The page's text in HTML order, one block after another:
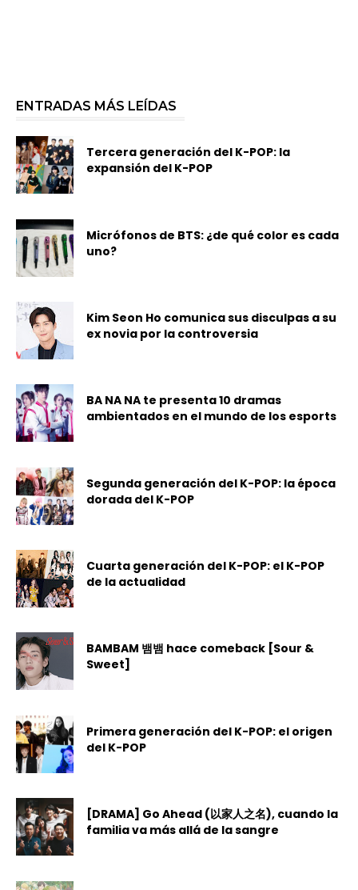
ENTRADAS MÁS LEÍDAS
Tercera generación del K-POP: la
expansión del K-POP
Micrófonos de BTS: ¿de qué color es cada
uno?
Kim Seon Ho comunica sus disculpas a su
ex novia por la controversia
BA NA NA te presenta 10 dramas
ambientados en el mundo de los esports
Segunda generación del K-POP: la época
dorada del K-POP
Cuarta generación del K-POP: el K-POP
de la actualidad
BAMBAM 뱀뱀 hace comeback [Sour &
Sweet]
Primera generación del K-POP: el origen
del K-POP
[DRAMA] Go Ahead (以家人之名), cuando la
familia va más allá de la sangre